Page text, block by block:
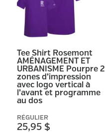
Tee Shirt Rosemont
AMÉNAGEMENT ET
URBANISME Pourpre 2
zones d’impression
avec logo vertical à
l’avant et programme
au dos
RÉGULIER
25,95 $